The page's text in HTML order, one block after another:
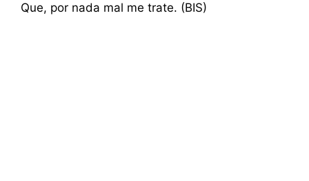
Que, por nada mal me trate. (BIS)